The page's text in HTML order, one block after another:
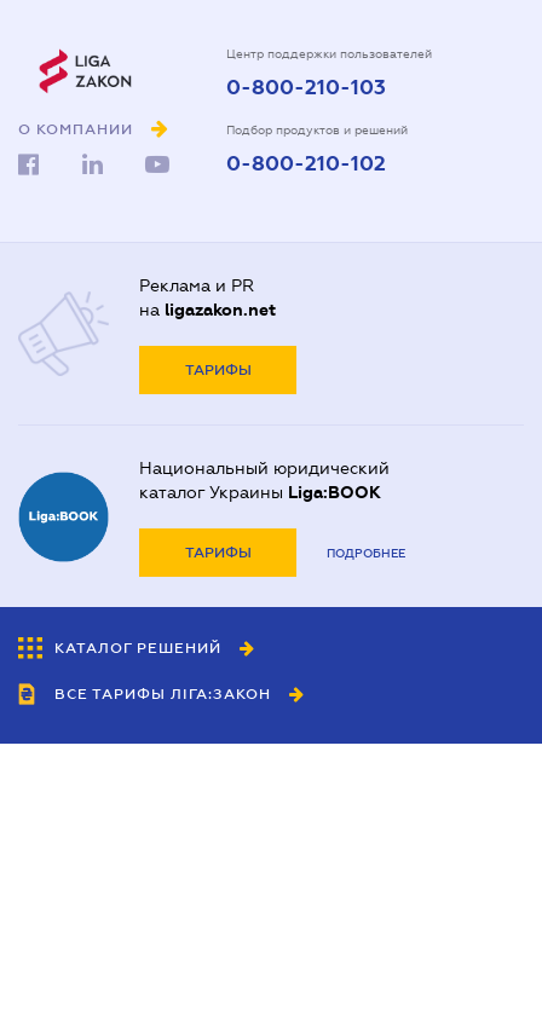
О КОМПАНИИ
Центр поддержки пользователей
0-800-210-103
Подбор продуктов и решений
0-800-210-102
Реклама и PR
на ligazakon.net
ТАРИФЫ
Национальный юридический
каталог Украины Liga:BOOK
ТАРИФЫ ПОДРОБНЕЕ
КАТАЛОГ РЕШЕНИЙ
ВСЕ ТАРИФЫ ЛІГА:ЗАКОН